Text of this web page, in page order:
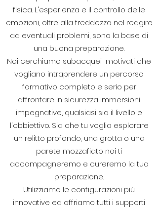
fisica. L'esperienza e il controllo delle
emozioni, oltre alla freddezza nel reagire
ad eventuali problemi, sono la base di
una buona preparazione.
Noi cerchiamo subacquei motivati che
vogliano intraprendere un percorso
formativo completo e serio per
affrontare in sicurezza immersioni
impegnative, qualsiasi sia il livello e
l'obbiettivo. Sia che tu voglia esplorare
un relitto profondo, una grotta o una
parete mozzafiato noi ti
accompagneremo e cureremo la tua
preparazione.
Utilizziamo le configurazioni più
innovative ed offriamo tutti i supporti